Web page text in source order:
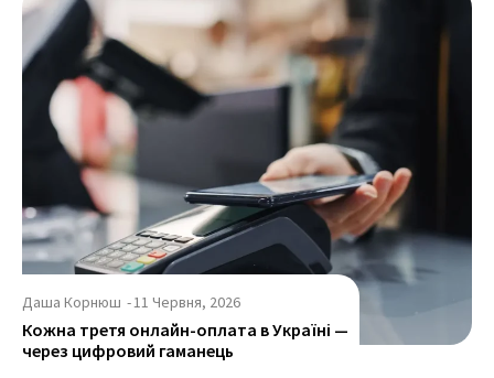
Даша Корнюш -11 Червня, 2026
Кожна третя онлайн-оплата в Україні —
через цифровий гаманець